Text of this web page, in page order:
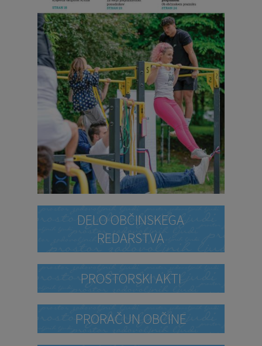
DELO OBČINSKEGA
REDARSTVA
PROSTORSKI AKTI
PRORAČUN OBČINE